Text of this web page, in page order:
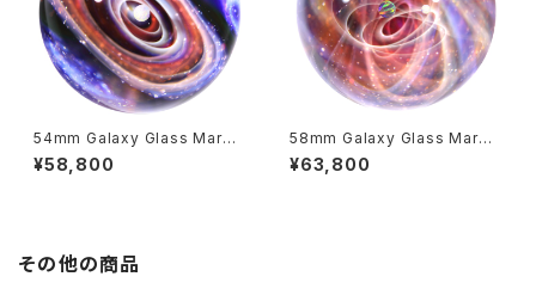
54mm Galaxy Glass Marbl
e 宇宙ガラスマーブル - オブジ
ェ no.M262
¥58,800
58mm Galaxy Glass Marbl
e 宇宙ガラスマーブル - オブジ
ェ no.M283
¥63,800
その他の商品